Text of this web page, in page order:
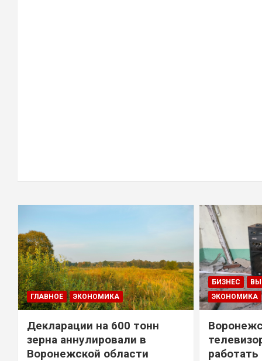
ГЛАВНОЕ ЭКОНОМИКА
Декларации на 600 тонн
зерна аннулировали в
Воронежской области
БИЗНЕС
ЭКОНОМИКА
работать